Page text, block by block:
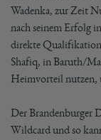
Wadenka, zur Zeit
nach seinem Erfolg
direkte Qualifikation
Shafiq, in Baruth/
Heimvorteil nutzen,
Der Brandenburger
Wildcard und so